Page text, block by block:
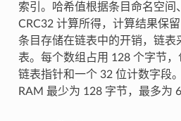
索引。哈希值根据条目命名空间
CRC32 计算所得，计算结果保
条目存储在链表中的开销，链表
表。每个数组占用 128 个字节
链表指针和一个 32 位计数字段
RAM 最少为 128 字节，最多为